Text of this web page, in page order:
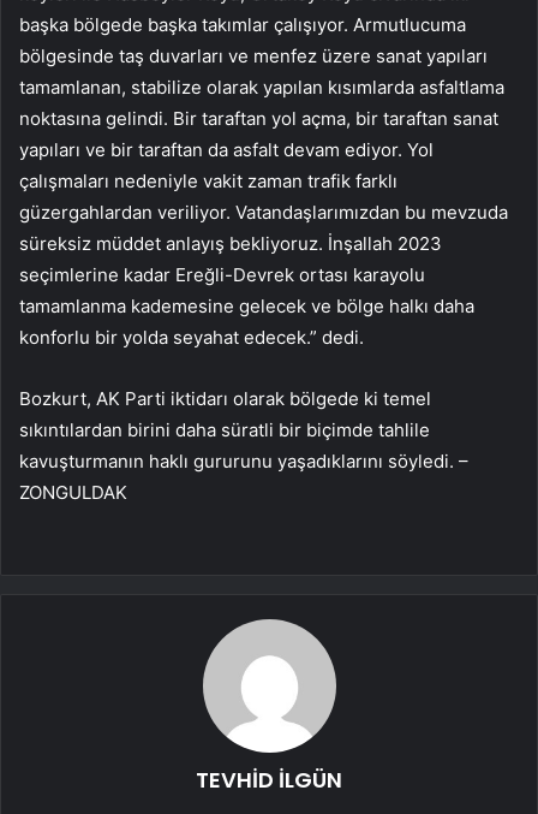
başka bölgede başka takımlar çalışıyor. Armutlucuma
bölgesinde taş duvarları ve menfez üzere sanat yapıları
tamamlanan, stabilize olarak yapılan kısımlarda asfaltlama
noktasına gelindi. Bir taraftan yol açma, bir taraftan sanat
yapıları ve bir taraftan da asfalt devam ediyor. Yol
çalışmaları nedeniyle vakit zaman trafik farklı
güzergahlardan veriliyor. Vatandaşlarımızdan bu mevzuda
süreksiz müddet anlayış bekliyoruz. İnşallah 2023
seçimlerine kadar Ereğli-Devrek ortası karayolu
tamamlanma kademesine gelecek ve bölge halkı daha
konforlu bir yolda seyahat edecek.” dedi.
Bozkurt, AK Parti iktidarı olarak bölgede ki temel
sıkıntılardan birini daha süratli bir biçimde tahlile
kavuşturmanın haklı gururunu yaşadıklarını söyledi. –
ZONGULDAK
TEVHİD İLGÜN